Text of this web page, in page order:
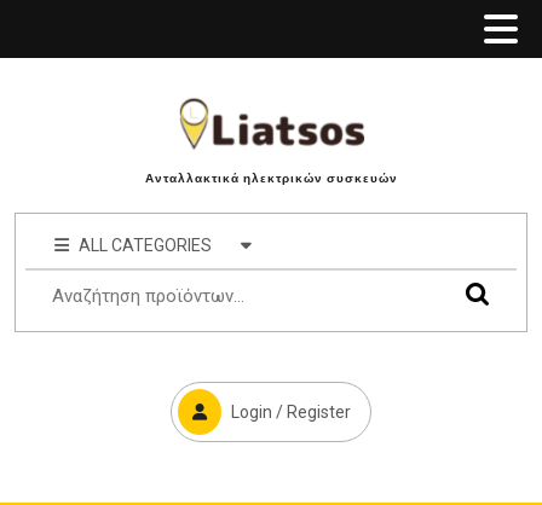
Ανταλλακτικά ηλεκτρικών συσκευών
ALL CATEGORIES
Login / Register